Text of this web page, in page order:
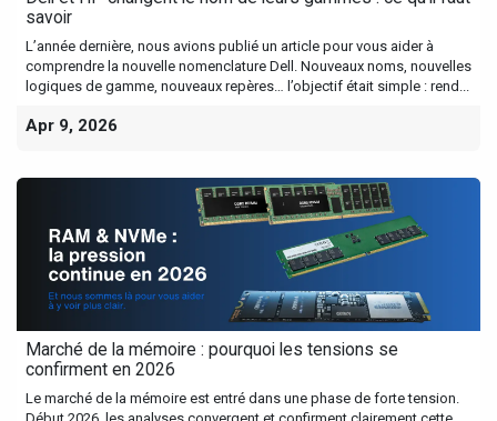
savoir
L’année dernière, nous avions publié un article pour vous aider à
comprendre la nouvelle nomenclature Dell. Nouveaux noms, nouvelles
logiques de gamme, nouveaux repères… l’objectif était simple : rend...
Apr 9, 2026
Marché de la mémoire : pourquoi les tensions se
confirment en 2026
Le marché de la mémoire est entré dans une phase de forte tension.